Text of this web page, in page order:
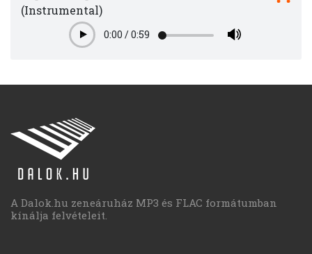
(Instrumental)
Play0:00 /0:59
A Dalok.hu zeneáruház MP3 és FLAC formátumban
kínálja felvételeit.